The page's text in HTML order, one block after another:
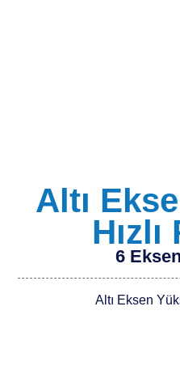
Altı
6
Altı Eksen